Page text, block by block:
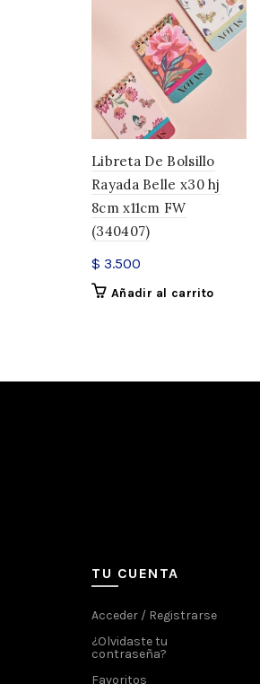
Libreta De Bolsillo
Rayada Belle x30 hj
8cm x11cm FW
(340407)
$ 3.500
Añadir al carrito
TU CUENTA
Acceder / Registrarse
¿Olvidaste tu
contraseña?
Favoritos